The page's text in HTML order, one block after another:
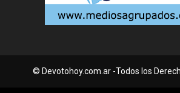
© Devotohoy.com.ar -Todos los